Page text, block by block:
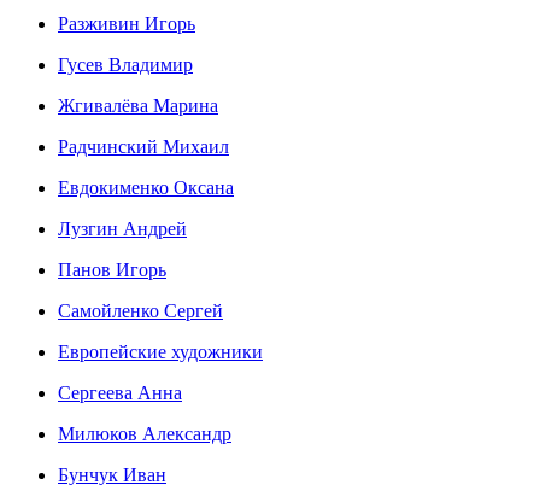
Разживин Игорь
Гусев Владимир
Жгивалёва Марина
Радчинский Михаил
Евдокименко Оксана
Лузгин Андрей
Панов Игорь
Сaмoйленко Сергей
Европейские художники
Сергеева Анна
Милюков Александр
Бунчук Иван